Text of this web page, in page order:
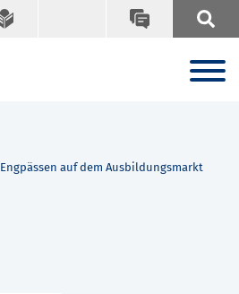
auf dem Ausbildungsmarkt